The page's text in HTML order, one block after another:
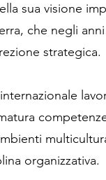
sua visione
che negli
strategica.
organizzativa.